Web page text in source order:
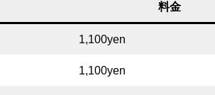
料金
1,100yen
1,100yen